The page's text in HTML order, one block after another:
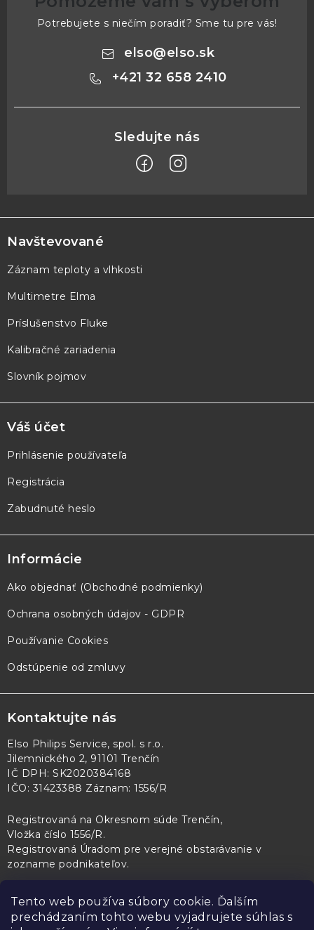
Tento web používa súbory cookie. Ďalším
prechádzaním tohto webu vyjadrujete súhlas s
Potrebujete s niečím poradiť? Sme tu pre vás!
elso@elso.sk
+421 32 658 2410
á
p
ä
e
Navštevované
Záznam teploty a vlhkosti
Multimetre Elma
Príslušenstvo Fluke
Kalibračné zariadenia
Slovník pojmov
Váš účet
Prihlásenie používateľa
Registrácia
Zabudnuté heslo
Informácie
Ako objednať (Obchodné podmienky)
Ochrana osobných údajov - GDPR
Používanie Cookies
Odstúpenie od zmluvy
Kontaktujte nás
Elso Philips Service, spol. s r.o.
Jilemnického 2, 91101 Trenčín
IČ DPH: SK2020384168
IČO: 31423388 Záznam: 1556/R
Registrovaná na Okresnom súde Trenčín,
Vložka číslo 1556/R.
Registrovaná Úradom pre verejné obstarávanie v
zozname podnikateľov.
PL Servis Kontroltech Technický skúšobný ústav Piešťany